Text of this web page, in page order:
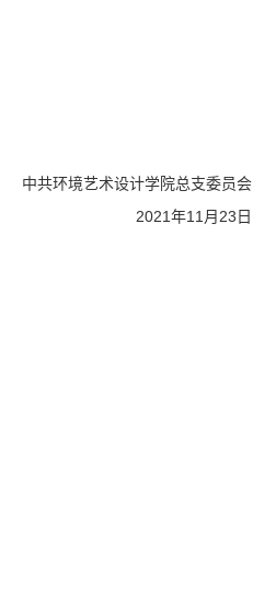
中共环境艺术设计学院总支委员会
2021年11月23日